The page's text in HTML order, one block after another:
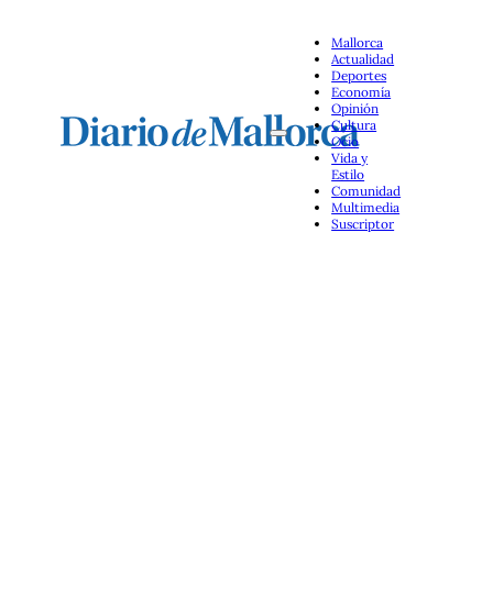
Mallorca
Actualidad
Deportes
Economía
Opinión
Cultura
Ocio
Vida y
Estilo
Comunidad
Multimedia
Suscriptor